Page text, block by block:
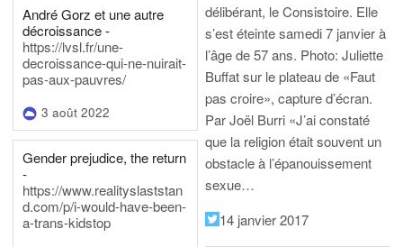
André Gorz et une autre
décroissance -
https://lvsl.fr/une-
decroissance-qui-ne-nuirait-
pas-aux-pauvres/
3 août 2022
Gender prejudice, the return
-
https://www.realityslaststan
d.com/p/i-would-have-been-
a-trans-kidstop
délibérant, le Consistoire. Elle
s’est éteinte samedi 7 janvier à
l’âge de 57 ans. Photo: Juliette
Buffat sur le plateau de «Faut
pas croire», capture d’écran.
Par Joël Burri «J’ai constaté
que la religion était souvent un
obstacle à l’épanouissement
sexue…
14 janvier 2017